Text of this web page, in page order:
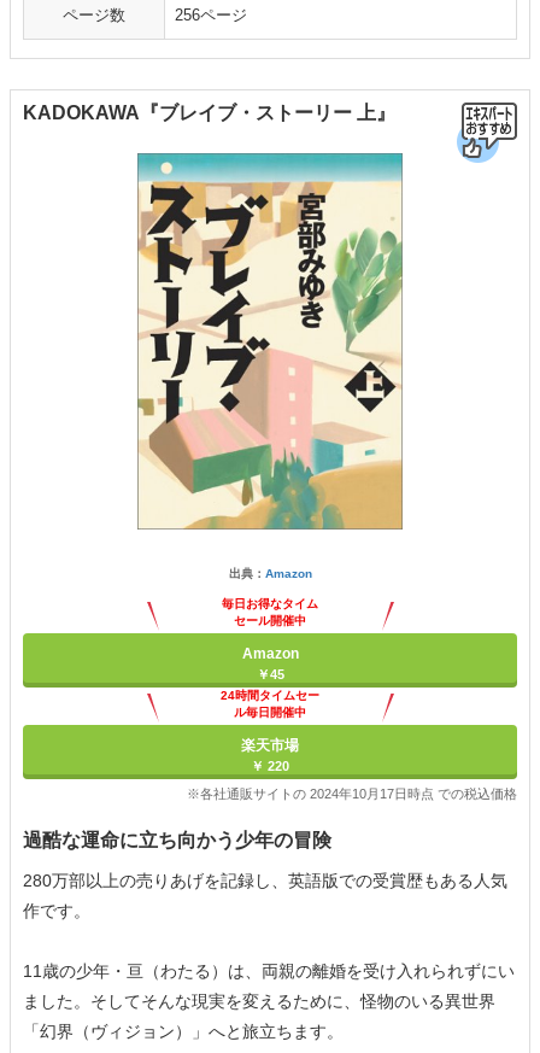
ページ数 256ページ
KADOKAWA『ブレイブ・ストーリー 上』
出典： Amazon
毎日お得なタイム
セール開催中
Amazon
￥45
24時間タイムセー
ル毎日開催中
楽天市場
￥ 220
※各社通販サイトの 2024年10月17日時点 での税込価格
過酷な運命に立ち向かう少年の冒険
280万部以上の売りあげを記録し、英語版での受賞歴もある人気
作です。
11歳の少年・亘（わたる）は、両親の離婚を受け入れられずにい
ました。そしてそんな現実を変えるために、怪物のいる異世界
「幻界（ヴィジョン）」へと旅立ちます。